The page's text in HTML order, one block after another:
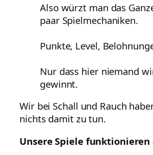
Also würzt man das
paar Spielmechaniken.
Punkte, Level,
Nur dass hier niemand
gewinnt.
Wir bei Schall und Rauch
nichts damit zu tun.
Unsere Spiele funktionieren